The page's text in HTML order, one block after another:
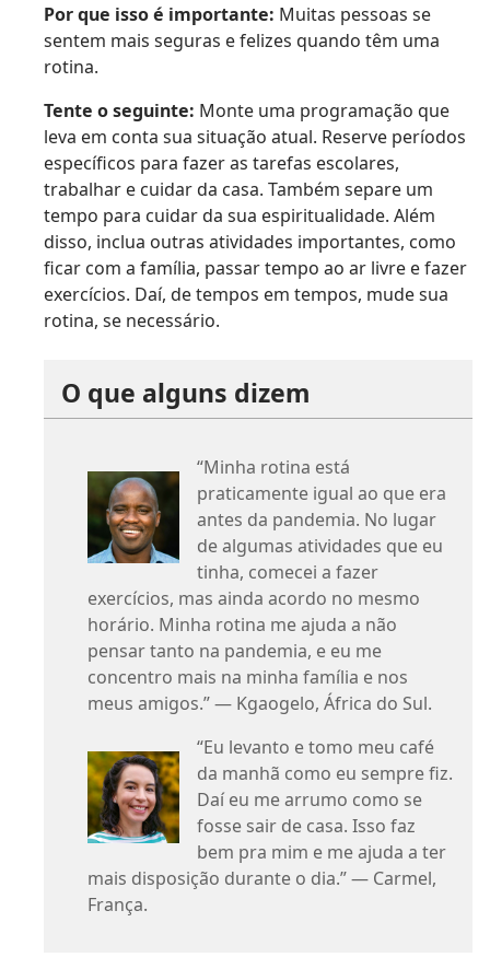
Por que isso é importante: Muitas pessoas se
sentem mais seguras e felizes quando têm uma
rotina.
Tente o seguinte: Monte uma programação que
leva em conta sua situação atual. Reserve períodos
específicos para fazer as tarefas escolares,
trabalhar e cuidar da casa. Também separe um
tempo para cuidar da sua espiritualidade. Além
disso, inclua outras atividades importantes, como
ficar com a família, passar tempo ao ar livre e fazer
exercícios. Daí, de tempos em tempos, mude sua
rotina, se necessário.
O que alguns dizem
“Minha rotina está
praticamente igual ao que era
antes da pandemia. No lugar
de algumas atividades que eu
tinha, comecei a fazer
exercícios, mas ainda acordo no mesmo
horário. Minha rotina me ajuda a não
pensar tanto na pandemia, e eu me
concentro mais na minha família e nos
meus amigos.” — Kgaogelo, África do Sul.
“Eu levanto e tomo meu café
da manhã como eu sempre fiz.
Daí eu me arrumo como se
fosse sair de casa. Isso faz
bem pra mim e me ajuda a ter
mais disposição durante o dia.” — Carmel,
França.